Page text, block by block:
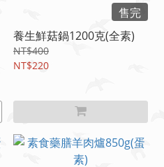
售完
養生鮮菇鍋1200克(全素)
NT$400
NT$220